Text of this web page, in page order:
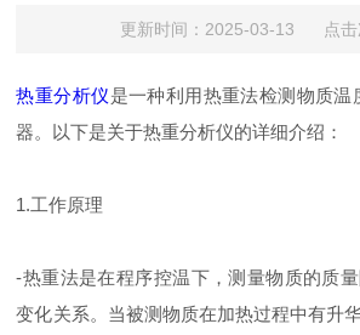
更新时间：2025-03-13 点击
热重分析仪是一种利用热重法检测物质
器。以下是关于热重分析仪的详细介绍：
1.工作原理
-热重法是在程序控温下，测量物质的质
变化关系。当被测物质在加热过程中有升